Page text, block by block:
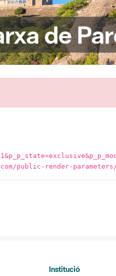
de
public-render-
Institució